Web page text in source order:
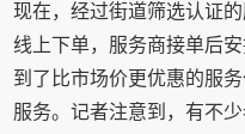
现在，经过街道筛选认证
线上下单，服务商接单后
到了比市场价更优惠的服
服务。记者注意到，有不